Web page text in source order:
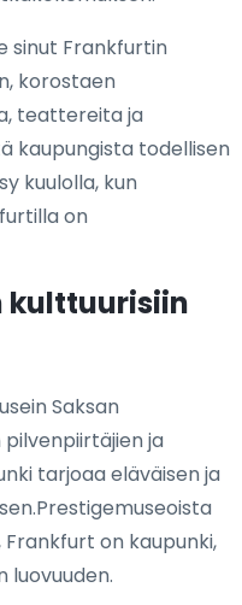
sinut Frankfurtin
korostaen
teattereita ja
kaupungista todellisen
kuulolla, kun
on
kulttuurisiin
Saksan
pilvenpiirtäjien ja
tarjoaa eläväisen ja
on kaupunki,
luovuuden.